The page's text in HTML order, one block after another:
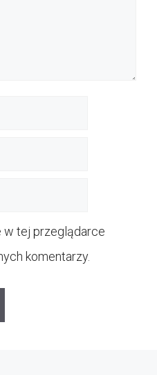
w tej przeglądarce
komentarzy.